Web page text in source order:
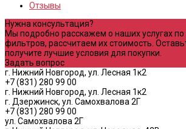
Отзывы
Нужна консультация?
Мы подробно расскажем о наших услугах
фильтров, рассчитаем их стоимость.
получите лучшие условия для покупки.
Задать вопрос
г. Нижний Новгород, ул. Лесная 1к2
+7 (831) 280 99 00
г. Нижний Новгород, ул. Лесная 1к2
г. Дзержинск, ул. Самохвалова 2Г
+7 (831) 280 99 00
ул. Самохвалова 2Г